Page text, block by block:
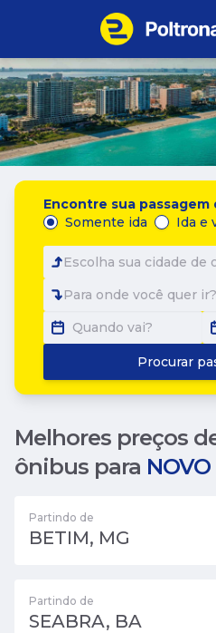
Encontre sua passagem
Somente ida
Ida e
Escolha sua cidade de
Para onde você quer ir?
Quando vai?
Procurar
Melhores preços
ônibus para
Partindo de
BETIM, MG
Partindo de
SEABRA, BA